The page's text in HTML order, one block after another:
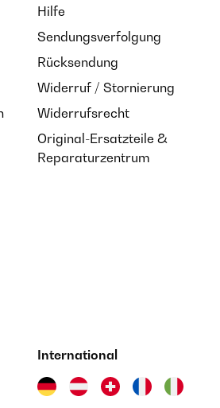
Hilfe
Sendungsverfolgung
Rücksendung
Widerruf / Stornierung
Widerrufsrecht
Original-Ersatzteile &
Reparaturzentrum
International